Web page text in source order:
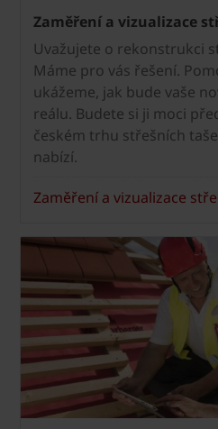
Zaměření a vizualizace
Uvažujete o rekonstrukci
Máme pro vás řešení.
ukážeme, jak bude vaše
reálu. Budete si ji moci
českém trhu střešních
nabízí.
Zaměření a vizualizace